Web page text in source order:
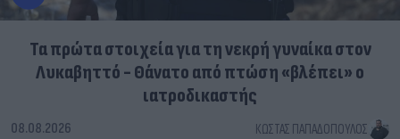
Τα πρώτα στοιχεία για τη νεκρή γυναίκα στον
Λυκαβηττό - Θάνατο από πτώση «βλέπει» ο
ιατροδικαστής
08.08.2026 ΚΏΣΤΑΣ ΠΑΠΑΔΌΠΟΥΛΟΣ